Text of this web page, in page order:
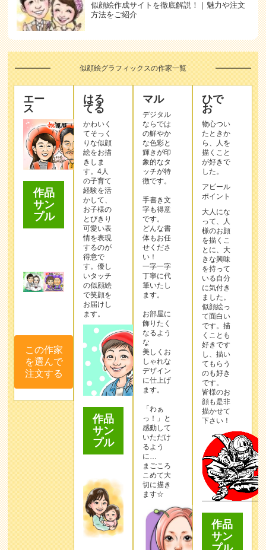
似顔絵作成サイトを徹底解説！｜魅力や注文
方法をご紹介
似顔絵グラフィックスの作家一覧
エー
ス
作品
サン
プル
この作家
を選んで
注文する
はる
てる
かわいく
てそっく
りな似顔
絵をお描
きしま
す。4人
の子育て
経験を活
かして、
お子様の
とびきり
可愛い表
情を表現
するのが
得意で
す。優し
いタッチ
の似顔絵
で笑顔を
お届けし
ます。
作品
サン
プル
マル
デジタル
ならでは
の鮮やか
な色彩と
輝きが印
象的なタ
ッチが特
徴です。
手書き文
字も得意
です。
どんな書
体もお任
せくださ
い！
一字一字
丁寧に代
筆いたし
ます。
お部屋に
飾りたく
なるよう
な
美しくお
しゃれな
デザイン
に仕上げ
ます。
「わぁ
っ！」と
感動して
いただけ
るよう
に…
まごころ
こめて大
切に描き
ます☆
ひで
お
物心つい
たときか
ら、人を
描くこと
が好きで
した。
アピール
ポイント
大人にな
って、人
様のお顔
を描くこ
とに、大
きな興味
を持って
いる自分
に気付き
ました。
似顔絵っ
て面白い
です。描
くことも
好きです
し、描い
てもらう
のも好き
です。
皆様のお
顔も是非
描かせて
下さい！
作品
サン